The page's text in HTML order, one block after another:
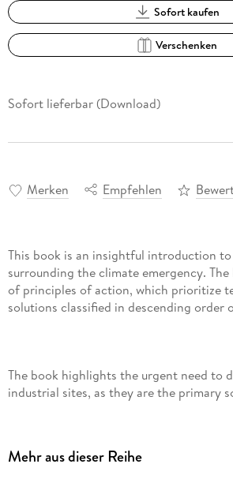
Sofort kaufen
Verschenken
Sofort lieferbar (Download)
Merken Empfehlen
This book is an insightful introduction to
surrounding the climate emergency.
of principles of action, which prioritize
solutions classified in descending order
The book highlights the urgent need to
industrial sites, as they are the primary
fuels with carbon-free energy vectors
Mehr aus dieser Reihe